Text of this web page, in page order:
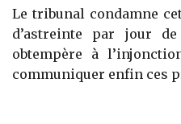
Le tribunal condamne
d’astreinte par jour
obtempère à
communiquer enfin ces